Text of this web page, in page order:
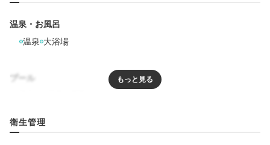
温泉・お風呂
温泉 大浴場
プール
リラクゼーション
衛生管理